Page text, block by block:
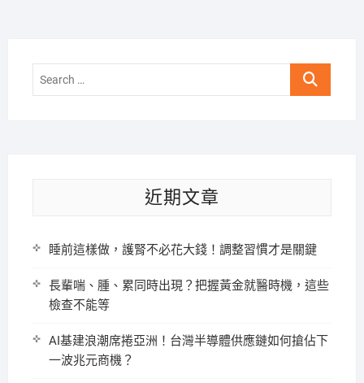
Search
近期文章
睡前這樣做，護腎不必花大錢！調整習慣才是關鍵
長輩喘、腫、累同時出現？把握黃金就醫時機，這些
檢查不能等
AI基建浪潮席捲亞洲！台灣半導體供應鏈如何搶佔下
一波兆元商機？